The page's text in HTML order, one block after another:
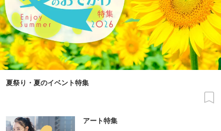
夏祭り・夏のイベント特集
アート特集